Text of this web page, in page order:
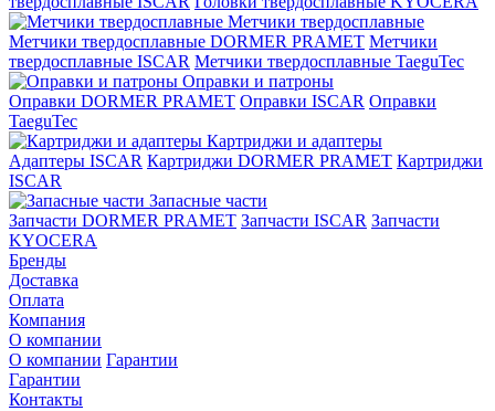
Метчики твердосплавные
Метчики твердосплавные DORMER PRAMET Метчики
твердосплавные ISCAR Метчики твердосплавные TaeguTec
Оправки и патроны
Оправки DORMER PRAMET Оправки ISCAR Оправки
TaeguTec
Картриджи и адаптеры
Адаптеры ISCAR Картриджи DORMER PRAMET Картриджи
ISCAR
Запасные части
Запчасти DORMER PRAMET Запчасти ISCAR Запчасти
KYOCERA
Бренды
Доставка
Оплата
Компания
О компании
О компании Гарантии
Гарантии
Контакты